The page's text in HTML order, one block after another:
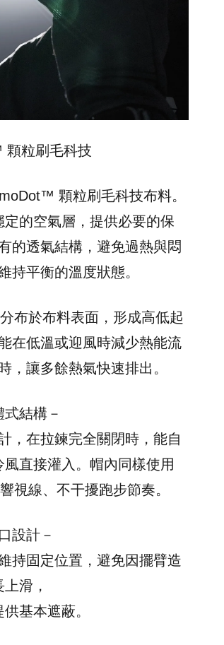
粒刷毛科技
顆粒刷毛科技布料。
的空氣層，提供必要的保
的透氣結構，避免過熱與悶
持平衡的溫度狀態。
布於布料表面，形成高低起
在低溫或迎風時減少熱能流
，讓多餘熱氣快速排出。
結構－
，在拉鍊完全關閉時，能自
直接灌入。帽內同樣使用
視線、不干擾跑步節奏。
設計－
持固定位置，避免因擺臂造
滑，
基本遮蔽。